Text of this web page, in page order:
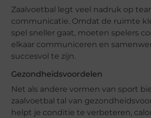
Zaalvoetbal legt veel nadruk op
communicatie. Omdat de ruimte
spel sneller gaat, moeten spelers
elkaar communiceren en
succesvol te zijn.
Gezondheidsvoordelen
Net als andere vormen van sport
zaalvoetbal tal van
helpt je conditie te verbeteren,